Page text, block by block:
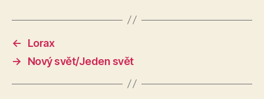
←
Lorax
→
Nový svět/Jeden svět